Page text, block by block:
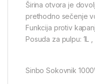
Širina otvora je
prethodno sečenje
Funkcija protiv
Posuda za pulpu: 1L
Sinbo Sokovnik